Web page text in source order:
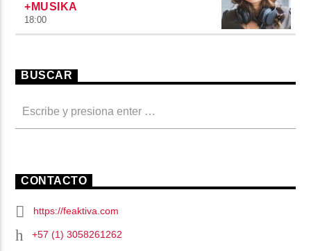
+MUSIKA
18:00
BUSCAR
CONTACTO
https://feaktiva.com
+57 (1) 3058261262